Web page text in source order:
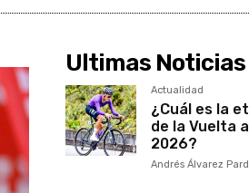
Ultimas Noticias
Actualidad
¿Cuál es la
de la Vuelta
2026?
Andrés Álvarez